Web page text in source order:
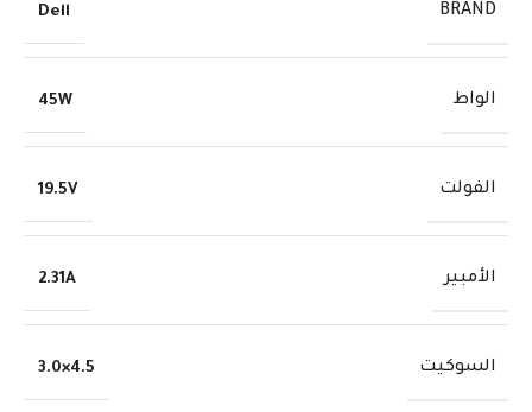
BRAND
Dell
الواط 45W
الفولت 19.5V
الأمبير 2.31A
السوكيت 4.5×3.0